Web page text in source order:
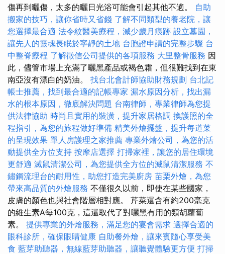
傷再到曬傷，太多的曬日光浴可能會引起其他不適。 自助
搬家的技巧，讓你省時又省錢 了解不同類型的養老院，讓
您選擇最合適 法令紋醫美療程，減少歲月痕跡 設立墓園，
讓先人的靈魂長眠於寧靜的土地 台胞證申請的完整步驟 台
中整脊療程 了解徵信公司提供的各項服務 大里整骨服務 因
此，儘管市場上充滿了曬黑產品或褐色霜，但很難找到在東
南亞沒有漂白的奶油。 找台北會計師協助財務規劃 台北記
帳士推薦，找到最合適的記帳專家 漏水原因分析，找出漏
水的根本原因，徹底解決問題 台南律師，專業律師為您提
供法律協助 時尚且實用的裝潢，提升家居格調 換護照的全
程指引，為您的旅程做好準備 精美外燴擺盤，提升每道菜
的呈現效果 單人房護理之家推薦 專業外燴公司，為您的活
動提供全方位支持 按摩店選擇 打掃家裡，讓您的居住環境
更舒適 滅鼠清潔公司，為您提供全方位的滅鼠清潔服務 不
鏽鋼流理台的耐用性，助您打造完美廚房 苗栗外燴，為您
帶來高品質的外燴服務 不僅很久以前，即使在某些國家，
皮膚的顏色也與社會階層相對應。 芹菜還含有約200毫克
的維生素A每100克，這還取代了對曬黑有用的類胡蘿蔔
素。 提供專業的外燴服務，滿足您的宴會需求 選擇合適的
眼科診所，確保眼睛健康 自助餐外燴，讓來賓隨心享受美
食 藍芽助聽器，無線藍芽助聽器，讓聽覺體驗更方便 打掃